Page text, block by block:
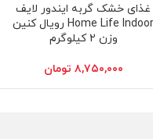
افزودن به سبد خرید
غذای خشک گربه ایندور لایف
Home Life Indoor رویال کنین
وزن 2 کیلوگرم
۸,۷۵۰,۰۰۰ تومان